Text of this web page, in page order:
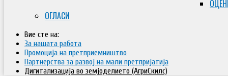
ОГЛАСИ
Вие сте на:
За нашата работа
Промоција на претприемништво
Партнерства за развој на мали претпријатија
Дигитализација во земјоделието (АгриСкилс)